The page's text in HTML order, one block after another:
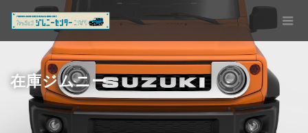
在庫ジムニー